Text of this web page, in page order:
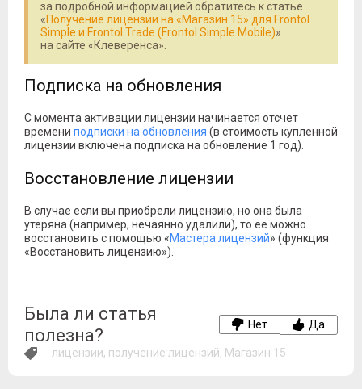
за подробной информацией обратитесь к статье
«Получение лицензии на «Магазин 15» для Frontol
Simple и Frontol Trade (Frontol Simple Mobile)»
на сайте «Клеверенса».
Подписка на обновления
С момента активации лицензии начинается отсчет
времени подписки на обновления (в стоимость купленной
лицензии включена подписка на обновление 1 год).
Восстановление лицензии
В случае если вы приобрели лицензию, но она была
утеряна (например, нечаянно удалили), то её можно
восстановить с помощью «Мастера лицензий» (функция
«Восстановить лицензию»).
Была ли статья
полезна?
Нет Да
лицензии, получение лицензий, Магазин 15